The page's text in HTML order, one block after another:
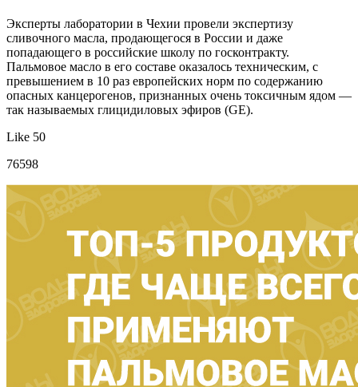
Эксперты лаборатории в Чехии провели экспертизу
сливочного масла, продающегося в России и даже
попадающего в российские школу по госконтракту.
Пальмовое масло в его составе оказалось техническим, с
превышением в 10 раз европейских норм по содержанию
опасных канцерогенов, признанных очень токсичным ядом —
так называемых глицидиловых эфиров (GE).
Like 50
76598